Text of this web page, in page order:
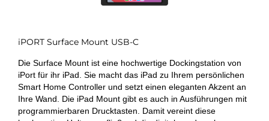
iPORT Surface Mount USB-C
Die Surface Mount ist eine hochwertige Dockingstation von
iPort für ihr iPad. Sie macht das iPad zu Ihrem persönlichen
Smart Home Controller und setzt einen eleganten Akzent an
Ihre Wand. Die iPad Mount gibt es auch in Ausführungen mit
programmierbaren Drucktasten. Damit vereint diese